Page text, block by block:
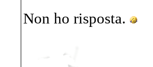
Non ho risposta.